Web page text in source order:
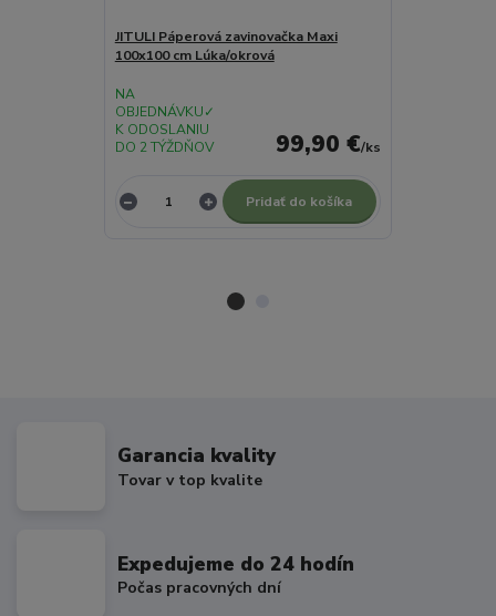
JITULI Páperová zavinovačka Maxi
100x100 cm Lúka/okrová
99,90 €/ks
NA
OBJEDNÁVKU✓
K ODOSLANIU
DO 2 TÝŽDŇOV
Pridať do košíka
Garancia kvality
Tovar v top kvalite
Expedujeme do 24 hodín
Počas pracovných dní